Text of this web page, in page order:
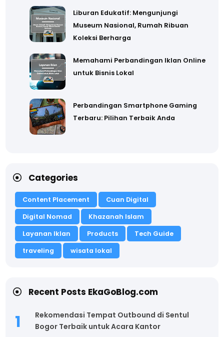
Liburan Edukatif: Mengunjungi
Museum Nasional, Rumah Ribuan
Koleksi Berharga
Memahami Perbandingan Iklan Online
untuk Bisnis Lokal
Perbandingan Smartphone Gaming
Terbaru: Pilihan Terbaik Anda
Categories
Content Placement
Cuan Digital
Digital Nomad
Khazanah Islam
Layanan Iklan
Products
Tech Guide
traveling
wisata lokal
Recent Posts EkaGoBlog.com
Rekomendasi Tempat Outbound di Sentul
Bogor Terbaik untuk Acara Kantor